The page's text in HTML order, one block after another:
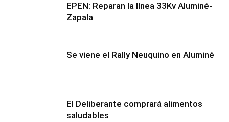
EPEN: Reparan la línea 33Kv Aluminé-
Zapala
Se viene el Rally Neuquino en Aluminé
El Deliberante comprará alimentos
saludables